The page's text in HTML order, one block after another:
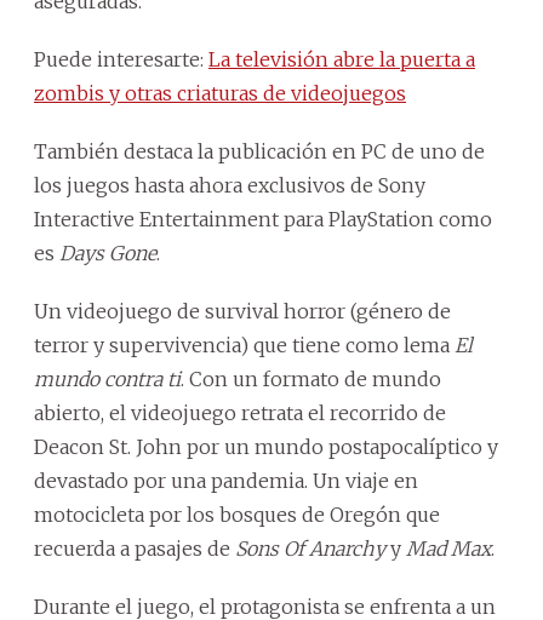
Puede interesarte: La televisión abre la puerta a
zombis y otras criaturas de videojuegos
También destaca la publicación en PC de uno de
los juegos hasta ahora exclusivos de Sony
Interactive Entertainment para PlayStation como
es Days Gone.
Un videojuego de survival horror (género de
terror y supervivencia) que tiene como lema El
mundo contra ti. Con un formato de mundo
abierto, el videojuego retrata el recorrido de
Deacon St. John por un mundo postapocalíptico y
devastado por una pandemia. Un viaje en
motocicleta por los bosques de Oregón que
recuerda a pasajes de Sons Of Anarchyy Mad Max.
Durante el juego, el protagonista se enfrenta a un